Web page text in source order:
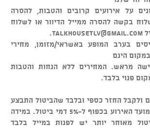
על אירועים קרובים והטבות, להסרה
בקשה להסרה ממייל הדיוור או לשלוח
talkhousetlv@gmail.com
.
בערב המופע באשראי/מזומן, מחירי
הינם
מראש. המחירים ללא הנחות והטבות
פנוי בלבד.
ולקבל החזר כספי ובלבד שהביטול התבצע
עד 48 שעות לפני מועד האירוע בכפוף ל-5% דמי ביטול. במידה
מאוחר יותר יש לפנות במייל בלבד